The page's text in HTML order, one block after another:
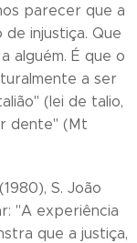
parecer que a
injustiça. Que
alguém. É que o
a ser
(lei de talio,
dente" (Mt
S. João
"A experiência
que a justiça,